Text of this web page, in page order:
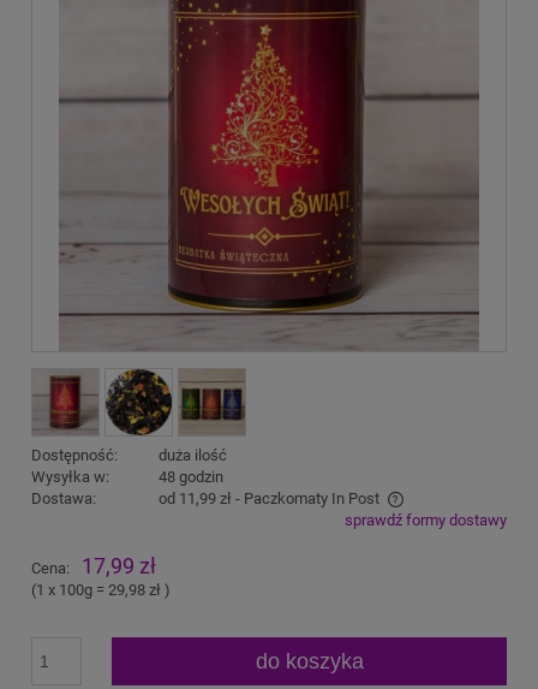
Dostępność:
duża ilość
Wysyłka w:
48 godzin
Dostawa:
od 11,99 zł - Paczkomaty In Post
Cena nie zawiera ewentualnych kosztów płatnościsprawdź formy dostawy
Cena: 17,99 zł
(1 x 100g = 29,98 zł )
do koszyka